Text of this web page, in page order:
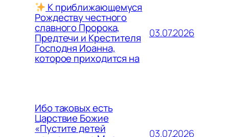
К приближающемуся
Рождеству честного
славного Пророка,
Предтечи и Крестителя
Господня Иоанна,
которое приходится на
03.07.2026
Ибо таковых есть
Царствие Божие
«Пустите детей 03.07.2026